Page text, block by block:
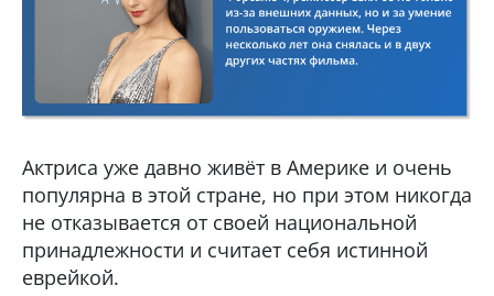
Актриса уже давно живёт в Америке и очень
популярна в этой стране, но при этом никогда
не отказывается от своей национальной
принадлежности и считает себя истинной
еврейкой.